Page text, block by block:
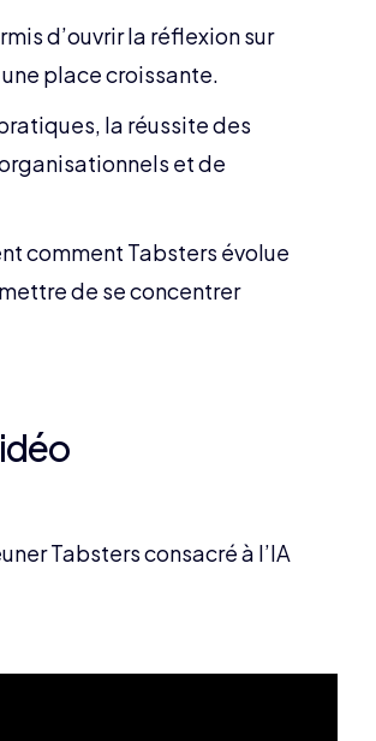
d’ouvrir la réflexion sur
place croissante.
la réussite des
et de
comment Tabsters évolue
de se concentrer
Tabsters consacré à l’IA